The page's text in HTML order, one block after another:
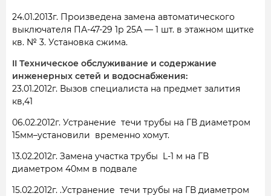
24.01.2013г. Произведена замена автоматического
выключателя ПА-47-29 1р 25А — 1 шт. в этажном щитке
кв. № 3. Установка сжима.
II Техническое обслуживание и содержание
инженерных сетей и водоснабжения:
23.01.2012г. Вызов специалиста на предмет залития
кв,41
06.02.2012г. Устранение течи трубы на ГВ диаметром
15мм–установили временно хомут.
13.02.2012г. Замена участка трубы L-1 м на ГВ
диаметром 40мм в подвале
15.02.2012г. .Устранение течи трубы на ГВ диаметром